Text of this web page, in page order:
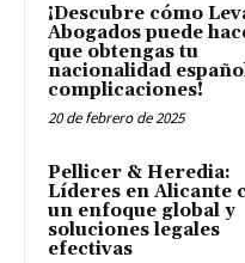
¡Descubre cómo
Abogados puede
que obtengas tu
nacionalidad
complicaciones!
20 de febrero de 2025
Pellicer & Heredia:
Líderes en Alicante
un enfoque global y
soluciones legales
efectivas